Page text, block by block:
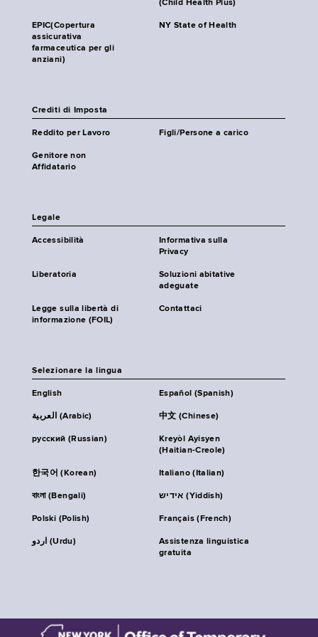
(Child Health Plus)
EPIC(Copertura
assicurativa
farmaceutica per gli
anziani)
NY State of Health
Crediti di Imposta
Reddito per Lavoro Figli/Persone a carico
Genitore non
Affidatario
Legale
Accessibilità
Informativa sulla
Privacy
Liberatoria
Soluzioni abitative
adeguate
Legge sulla libertà di
informazione (FOIL)
Contattaci
Selezionare la lingua
English Español (Spanish)
العربية (Arabic) 中文 (Chinese)
русский (Russian)
Kreyòl Ayisyen
(Haitian-Creole)
한국어 (Korean) Italiano (Italian)
বাংলা (Bengali) אידיש (Yiddish)
Polski (Polish) Français (French)
اردو (Urdu)
Assistenza linguistica
gratuita